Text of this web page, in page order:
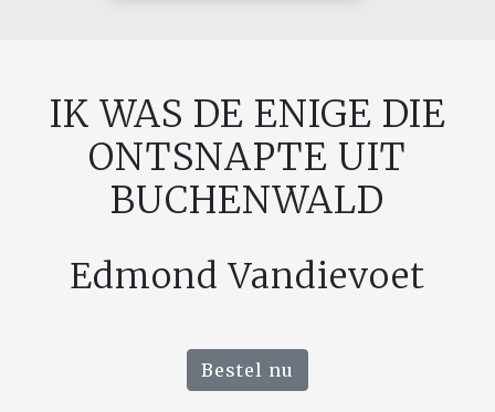
IK WAS DE ENIGE DIE
ONTSNAPTE UIT
BUCHENWALD
Edmond Vandievoet
Bestel nu